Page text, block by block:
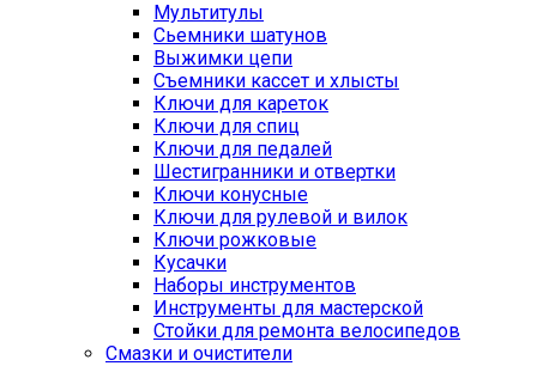
Мультитулы
Сьемники шатунов
Выжимки цепи
Съемники кассет и хлысты
Ключи для кареток
Ключи для спиц
Ключи для педалей
Шестигранники и отвертки
Ключи конусные
Ключи для рулевой и вилок
Ключи рожковые
Кусачки
Наборы инструментов
Инструменты для мастерской
Стойки для ремонта велосипедов
Смазки и очистители